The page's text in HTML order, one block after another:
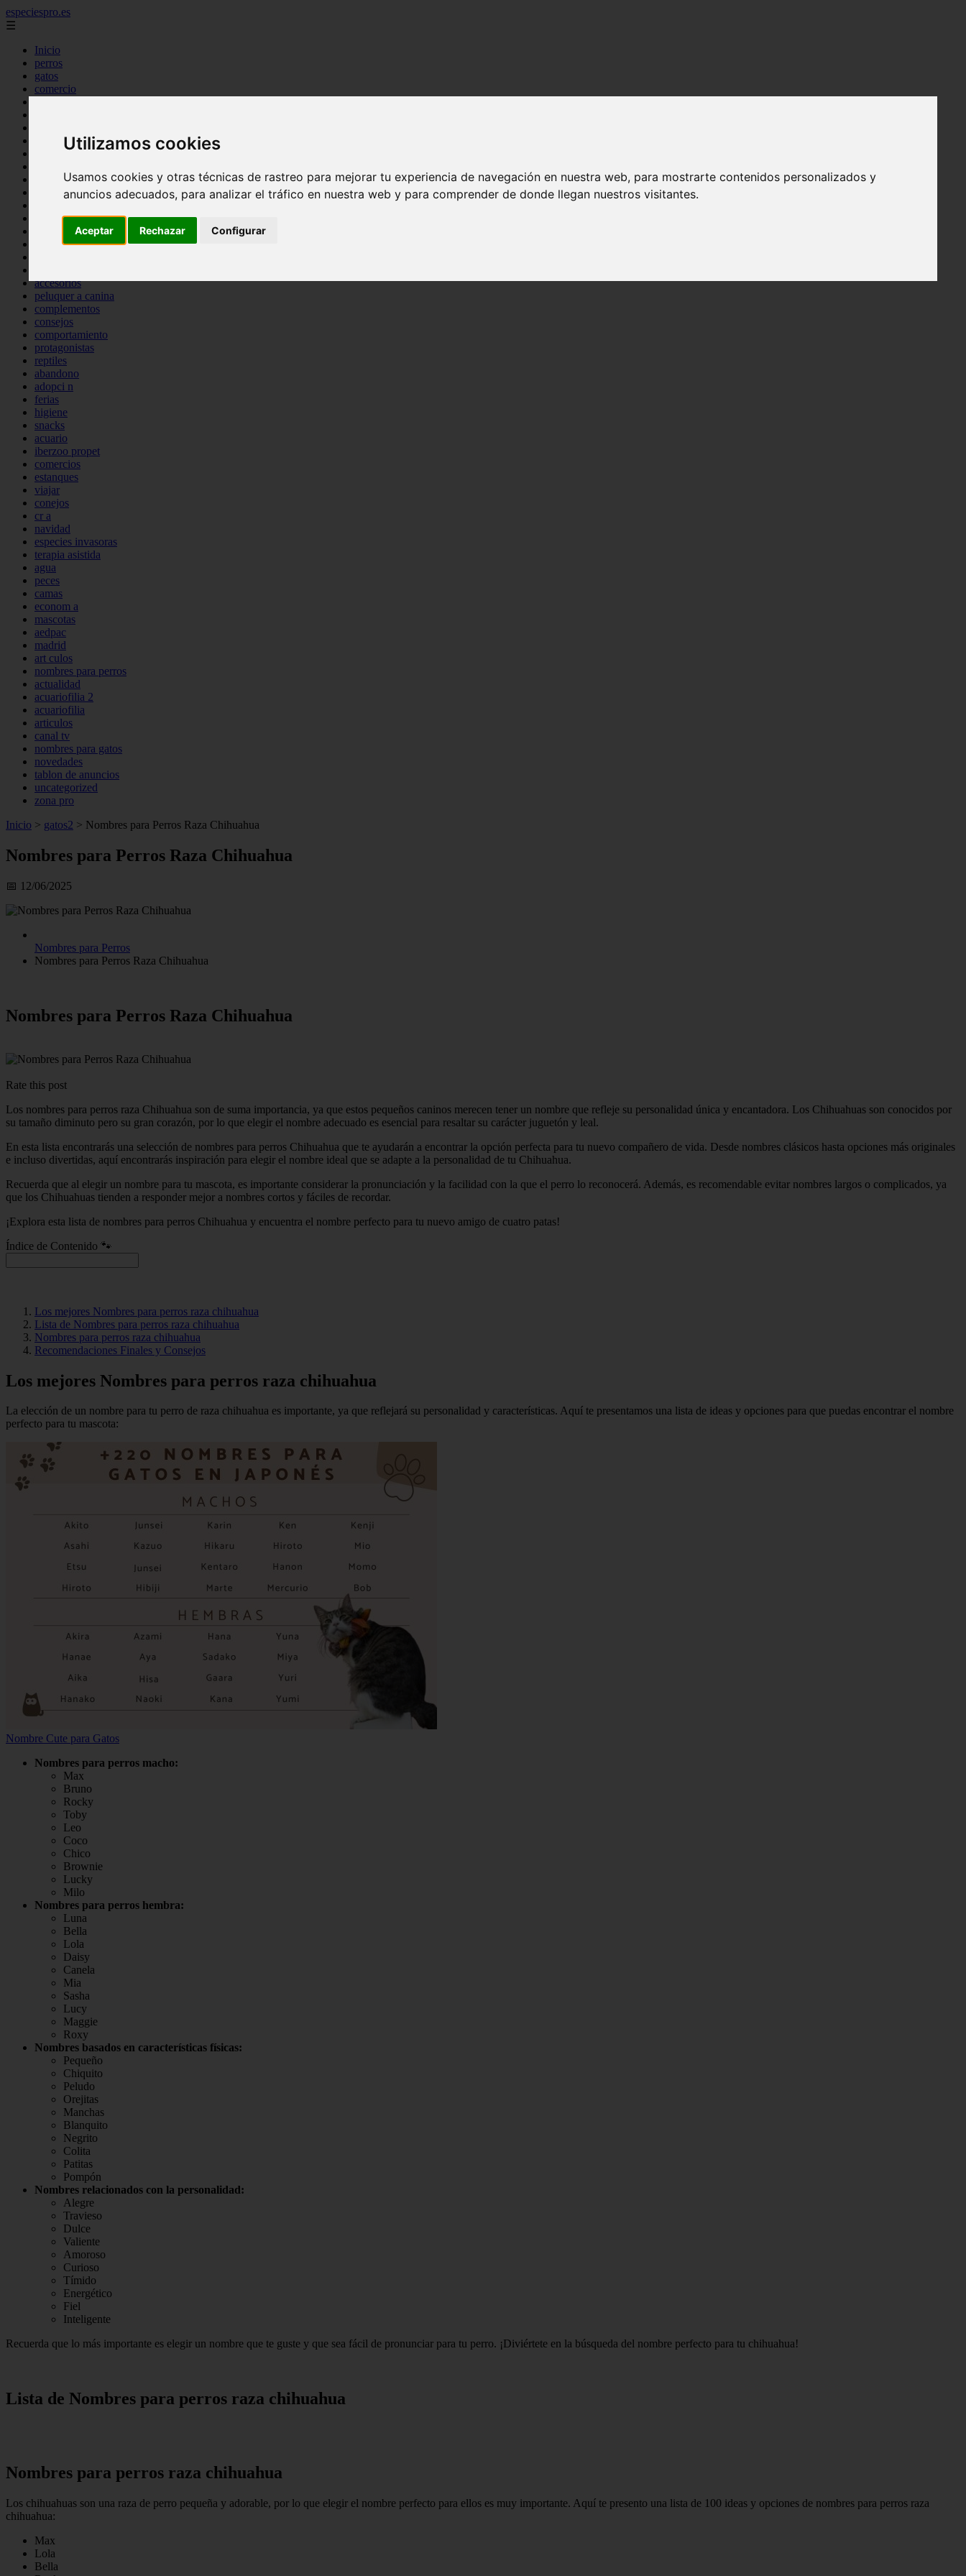
Utilizamos cookies
Usamos cookies y otras técnicas de rastreo para mejorar tu experiencia de navegación en nuestra web, para mostrarte contenidos personalizados y
anuncios adecuados, para analizar el tráfico en nuestra web y para comprender de donde llegan nuestros visitantes.
Aceptar Rechazar Configurar
especiespro.es
☰
Inicio
perros
gatos
comercio
tenencia responsable
mantenimiento
bienestar
peque os mam feros
verano
accesorios
peluquer a canina
complementos
consejos
comportamiento
protagonistas
reptiles
abandono
adopci n
ferias
higiene
snacks
acuario
iberzoo propet
comercios
estanques
viajar
conejos
cr a
navidad
especies invasoras
terapia asistida
agua
peces
camas
econom a
mascotas
aedpac
madrid
art culos
nombres para perros
actualidad
acuariofilia 2
acuariofilia
articulos
canal tv
nombres para gatos
novedades
tablon de anuncios
uncategorized
zona pro
Inicio > gatos2 > Nombres para Perros Raza Chihuahua
Nombres para Perros Raza Chihuahua
📅 12/06/2025
Nombres para Perros
Nombres para Perros Raza Chihuahua
Nombres para Perros Raza Chihuahua
Rate this post
Los nombres para perros raza Chihuahua son de suma importancia, ya que estos pequeños caninos merecen tener un nombre que refleje su personalidad única y encantadora. Los Chihuahuas son conocidos por
su tamaño diminuto pero su gran corazón, por lo que elegir el nombre adecuado es esencial para resaltar su carácter juguetón y leal.
En esta lista encontrarás una selección de nombres para perros Chihuahua que te ayudarán a encontrar la opción perfecta para tu nuevo compañero de vida. Desde nombres clásicos hasta opciones más originales
e incluso divertidas, aquí encontrarás inspiración para elegir el nombre ideal que se adapte a la personalidad de tu Chihuahua.
Recuerda que al elegir un nombre para tu mascota, es importante considerar la pronunciación y la facilidad con la que el perro lo reconocerá. Además, es recomendable evitar nombres largos o complicados, ya
que los Chihuahuas tienden a responder mejor a nombres cortos y fáciles de recordar.
¡Explora esta lista de nombres para perros Chihuahua y encuentra el nombre perfecto para tu nuevo amigo de cuatro patas!
Índice de Contenido 🐾
Los mejores Nombres para perros raza chihuahua
Lista de Nombres para perros raza chihuahua
Nombres para perros raza chihuahua
Recomendaciones Finales y Consejos
Los mejores Nombres para perros raza chihuahua
La elección de un nombre para tu perro de raza chihuahua es importante, ya que reflejará su personalidad y características. Aquí te presentamos una lista de ideas y opciones para que puedas encontrar el nombre
perfecto para tu mascota:
Nombre Cute para Gatos
Nombres para perros macho:
Max
Bruno
Rocky
Toby
Leo
Coco
Chico
Brownie
Lucky
Milo
Nombres para perros hembra:
Luna
Bella
Lola
Daisy
Canela
Mia
Sasha
Lucy
Maggie
Roxy
Nombres basados en características físicas:
Pequeño
Chiquito
Peludo
Orejitas
Manchas
Blanquito
Negrito
Colita
Patitas
Pompón
Nombres relacionados con la personalidad:
Alegre
Travieso
Dulce
Valiente
Amoroso
Curioso
Tímido
Energético
Fiel
Inteligente
Recuerda que lo más importante es elegir un nombre que te guste y que sea fácil de pronunciar para tu perro. ¡Diviértete en la búsqueda del nombre perfecto para tu chihuahua!
Lista de Nombres para perros raza chihuahua
Nombres para perros raza chihuahua
Los chihuahuas son una raza de perro pequeña y adorable, por lo que elegir el nombre perfecto para ellos es muy importante. Aquí te presento una lista de 100 ideas y opciones de nombres para perros raza
chihuahua:
Max
Lola
Bella